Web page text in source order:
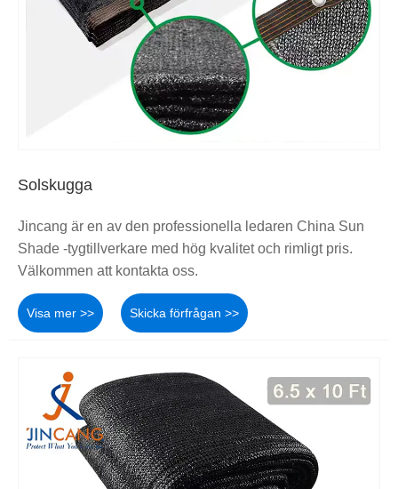
Solskugga
Jincang är en av den professionella ledaren China Sun
Shade -tygtillverkare med hög kvalitet och rimligt pris.
Välkommen att kontakta oss.
Visa mer >> Skicka förfrågan >>